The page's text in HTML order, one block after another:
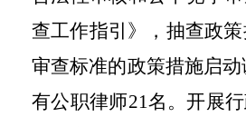
查工作指引》，抽查政
审查标准的政策措施启
有公职律师21名。开展